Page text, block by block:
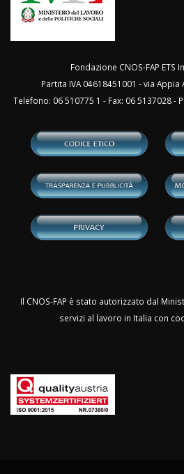
Fondazione CNOS-FAP ETS
Partita IVA 04618451001 - via Appia
Telefono: 06 510775 1 - Fax: 06 5137028 -
Il CNOS-FAP è stato autorizzato dal
servizi al lavoro in Italia con